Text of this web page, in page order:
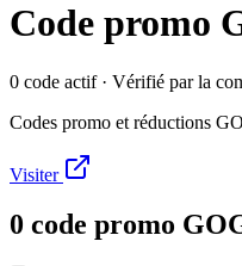
Code promo
0 code actif· Vérifié par la
Codes promo et réductions
Visiter
0 code promo